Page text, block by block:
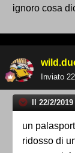
ignoro cosa
Inviato
Il 22/2/
un
ridosso di